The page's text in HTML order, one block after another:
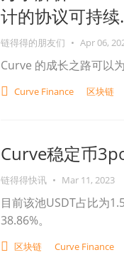
计的协议可持续
链得得的朋友们 • Apr 06,
Curve 的成长之路可以
Curve Finance 区块链
Curve稳定币
链得得快讯 • Mar 11, 2023
目前该池USDT占比为
38.86%。
区块链 Curve Finance